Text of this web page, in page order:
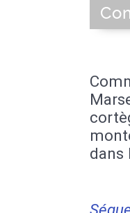
dans